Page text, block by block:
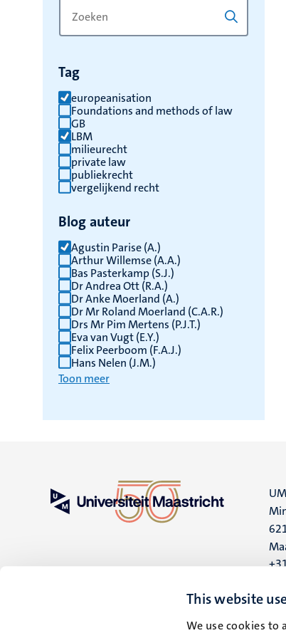
This website
We use cookies
trefwoord
Tag
europeanisation
Foundations and methods of law
GB
LBM
milieurecht
private law
publiekrecht
vergelijkend recht
Blog auteur
Agustin Parise (A.)
Arthur Willemse (A.A.)
Bas Pasterkamp (S.J.)
Dr Andrea Ott (R.A.)
Dr Anke Moerland (A.)
Dr Mr Roland Moerland (C.A.R.)
Drs Mr Pim Mertens (P.J.T.)
Eva van Vugt (E.Y.)
Felix Peerboom (F.A.J.)
Hans Nelen (J.M.)
Toon meer